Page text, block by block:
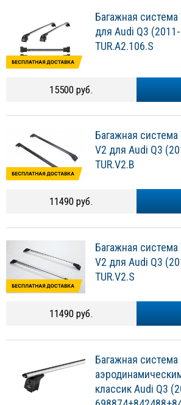
Багажная
для Audi Q3
TUR.A2.106.S
15500 руб.
Багажная
V2 для Audi Q3
TUR.V2.B
11490 руб.
Багажная
V2 для Audi Q3
TUR.V2.S
11490 руб.
Багажная система
классик Audi Q3